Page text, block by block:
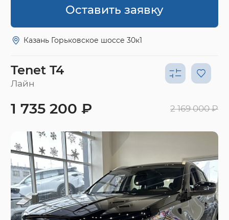
Оставить заявку
Казань Горьковское шоссе 30к1
Tenet T4
Лайн
1 735 200 ₽ 2 169 000 ₽